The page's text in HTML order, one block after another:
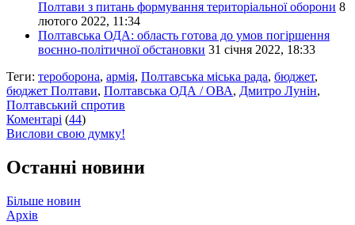
Полтави з питань формування територіальної оборони 8
лютого 2022, 11:34
Полтавська ОДА: область готова до умов погіршення
воєнно-політичної обстановки 31 січня 2022, 18:33
Теги: тероборона, армія, Полтавська міська рада, бюджет,
бюджет Полтави, Полтавська ОДА / ОВА, Дмитро Лунін,
Полтавський спротив
Коментарі (44)
Вислови свою думку!
Останні новини
Більше новин
Архів